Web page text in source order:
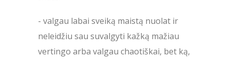
- valgau labai sveiką maistą nuolat ir
neleidžiu sau suvalgyti kažką mažiau
vertingo arba valgau chaotiškai, bet ką,